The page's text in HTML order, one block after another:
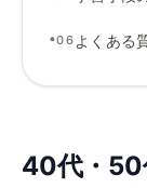
•06 よくある
40代・50